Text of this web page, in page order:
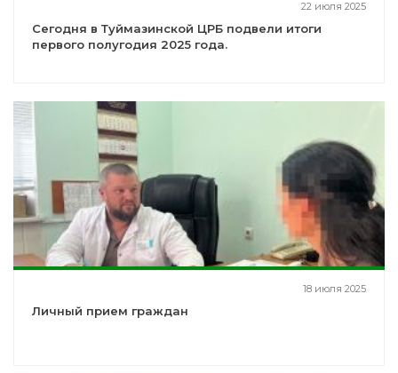
22 июля 2025
Сегодня в Туймазинской ЦРБ подвели итоги
первого полугодия 2025 года.
18 июля 2025
Личный прием граждан